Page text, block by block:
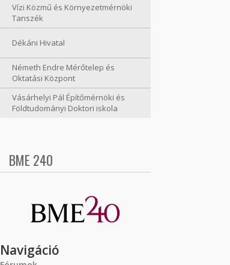
Vízi Közmű és Környezetmérnöki
Tanszék
Dékáni Hivatal
Németh Endre Mérőtelep és
Oktatási Központ
Vásárhelyi Pál Építőmérnöki és
Földtudományi Doktori iskola
BME 240
Navigáció